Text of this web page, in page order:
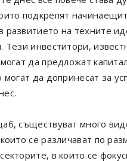
подкрепят
развитието на техните
Тези инвеститори,
да предложат
могат да допринесат за
съществуват много
се различават по
в които се